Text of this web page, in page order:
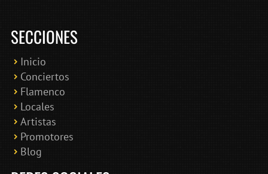
SECCIONES
Inicio
Conciertos
Flamenco
Locales
Artistas
Promotores
Blog